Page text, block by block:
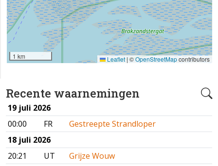
Recente waarnemingen
19 juli 2026
00:00
FR
Gestreepte Strandloper
18 juli 2026
20:21
UT
Grijze Wouw
1 km Leaflet | ©OpenStreetMapcontributors